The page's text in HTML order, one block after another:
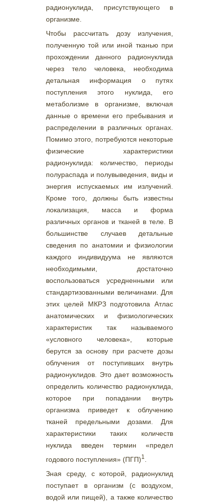
радионуклида, присутствующего в
организме.
Чтобы рассчитать дозу излучения,
полученную той или иной тканью при
прохождении данного радионуклида
через тело человека, необходима
детальная информация о путях
поступления этого нуклида, его
метаболизме в организме, включая
данные о времени его пребывания и
распределении в различных органах.
Помимо этого, потребуются некоторые
физические характеристики
радионуклида: количество, периоды
полураспада и полувыведения, виды и
энергия испускаемых им излучений.
Кроме того, должны быть известны
локализация, масса и форма
различных органов и тканей в теле. В
большинстве случаев детальные
сведения по анатомии и физиологии
каждого индивидуума не являются
необходимыми, достаточно
воспользоваться усредненными или
стандартизованными величинами. Для
этих целей МКРЗ подготовила Атлас
анатомических и физиологических
характеристик так называемого
«условного человека», которые
берутся за основу при расчете дозы
облучения от поступивших внутрь
радионуклидов. Это дает возможность
определить количество радионуклида,
которое при попадании внутрь
организма приведет к облучению
тканей предельными дозами. Для
характеристики таких количеств
нуклида введен термин «предел
годового поступления» (ПГП)1
Зная среду, с которой, радионуклид
поступает в организм (с воздухом,
водой или пищей), а также количество